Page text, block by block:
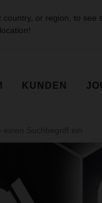
country, or region, to see
KUNDEN